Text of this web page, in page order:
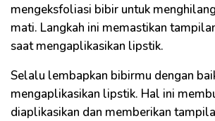
mengeksfoliasi bibir untuk
mati. Langkah ini memastikan
saat mengaplikasikan lipstik.
Selalu lembapkan bibirmu dengan
mengaplikasikan lipstik. Hal ini
diaplikasikan dan memberikan